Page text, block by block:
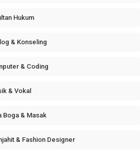
Hukum
& Konseling
& Coding
& Vokal
Boga & Masak
& Fashion Designer